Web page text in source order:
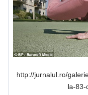
http://jurnalul.ro/
la-83-